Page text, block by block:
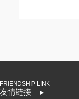
FRIENDSHIP LINK
友情链接